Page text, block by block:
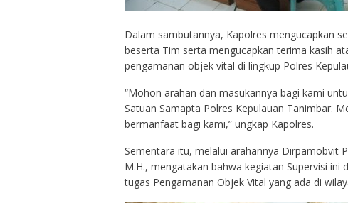
Dalam sambutannya, Kapolres mengucapkan
beserta Tim serta mengucapkan terima kasih
pengamanan objek vital di lingkup Polres
“Mohon arahan dan masukannya bagi kami
Satuan Samapta Polres Kepulauan Tanimbar.
bermanfaat bagi kami,” ungkap Kapolres.
Sementara itu, melalui arahannya Dirpamobvit
M.H., mengatakan bahwa kegiatan Supervisi ini
tugas Pengamanan Objek Vital yang ada di